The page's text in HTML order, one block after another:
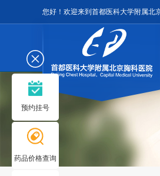
您好！欢迎来到首都医科大学附属北
预约挂号
药品价格查询